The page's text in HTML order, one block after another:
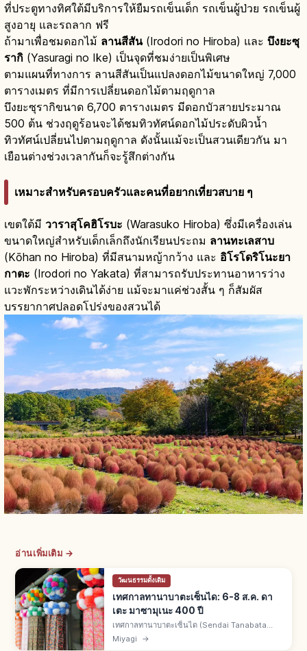
ที่ประตูทางทิศใต้มีบริการให้ยืมรถเข็นเด็ก รถเข็นผู้ป่วย รถเข็นผู้
สูงอายุ และรถลาก ฟรี
ถ้ามาเพื่อชมดอกไม้ ลานสีสัน(Irodori no Hiroba) และ บึงยะซุ
รากิ (Yasuragi no Ike) เป็นจุดที่ชมง่ายเป็นพิเศษ
ตามแผนที่ทางการ ลานสีสันเป็นแปลงดอกไม้ขนาดใหญ่ 7,000
ตารางเมตร ที่มีการเปลี่ยนดอกไม้ตามฤดูกาล
บึงยะซุรากิขนาด 6,700 ตารางเมตร มีดอกบัวสายประมาณ
500 ต้น ช่วงฤดูร้อนจะได้ชมทิวทัศน์ดอกไม้ประดับผิวน้ำ
ทิวทัศน์เปลี่ยนไปตามฤดูกาล ดังนั้นแม้จะเป็นสวนเดียวกัน มา
เยือนต่างช่วงเวลากันก็จะรู้สึกต่างกัน
เหมาะสำหรับครอบครัวและคนที่อยากเที่ยวสบาย ๆ
เขตใต้มี วาราสุโคฮิโรบะ (Warasuko Hiroba) ซึ่งมีเครื่องเล่น
ขนาดใหญ่สำหรับเด็กเล็กถึงนักเรียนประถม ลานทะเลสาบ
(Kōhan no Hiroba) ที่มีสนามหญ้ากว้าง และ อิโรโดริโนะยา
กาตะ (Irodori no Yakata) ที่สามารถรับประทานอาหารว่าง
แวะพักระหว่างเดินได้ง่าย แม้จะมาแค่ช่วงสั้น ๆ ก็สัมผัส
บรรยากาศปลอดโปร่งของสวนได้
อ่านเพิ่มเติม →
วัฒนธรรมดั้งเดิม
เทศกาลทานาบาตะเซ็นได: 6-8 ส.ค. ดา
เตะ มาซามุเนะ 400 ปี
เทศกาลทานาบาตะเซ็นได (Sendai Tanabata
Matsuri) คืองานหน้าร้อนเซ็นได จ.มิยางิ จัด 6-8
ส.ค. ทุกปี สืบทอด 400 ปีจากดาเตะ มาซามุเนะ
Miyagi →